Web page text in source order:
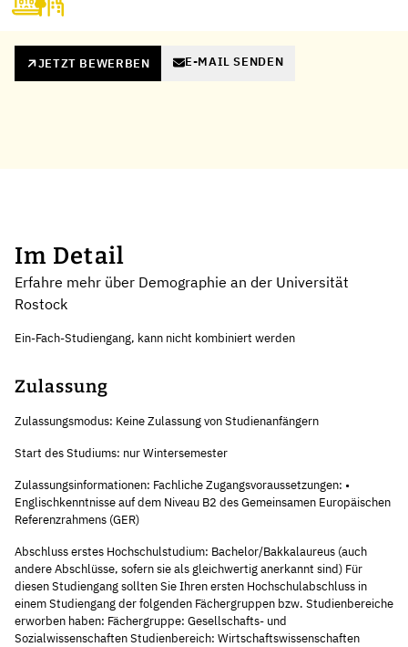
JETZT BEWERBEN E-MAIL SENDEN
Im Detail
Erfahre mehr über Demographie an der Universität
Rostock
Ein-Fach-Studiengang, kann nicht kombiniert werden
Zulassung
Zulassungsmodus: Keine Zulassung von Studienanfängern
Start des Studiums: nur Wintersemester
Zulassungsinformationen: Fachliche Zugangsvoraussetzungen: •
Englischkenntnisse auf dem Niveau B2 des Gemeinsamen Europäischen
Referenzrahmens (GER)
Abschluss erstes Hochschulstudium: Bachelor/Bakkalaureus (auch
andere Abschlüsse, sofern sie als gleichwertig anerkannt sind) Für
diesen Studiengang sollten Sie Ihren ersten Hochschulabschluss in
einem Studiengang der folgenden Fächergruppen bzw. Studienbereiche
erworben haben: Fächergruppe: Gesellschafts- und
Sozialwissenschaften Studienbereich: Wirtschaftswissenschaften